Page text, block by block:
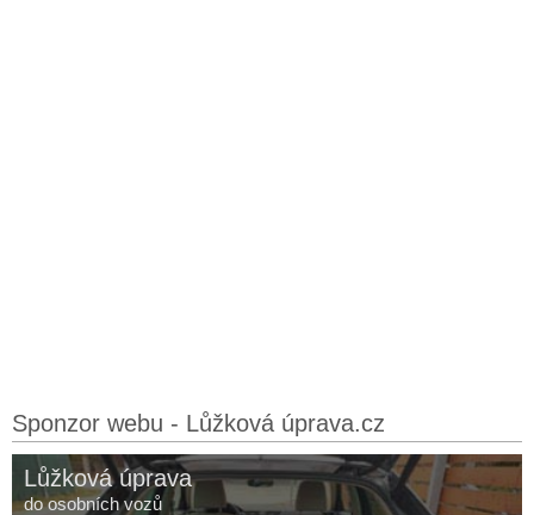
Sponzor webu - Lůžková úprava.cz
Lůžková úprava
do osobních vozů